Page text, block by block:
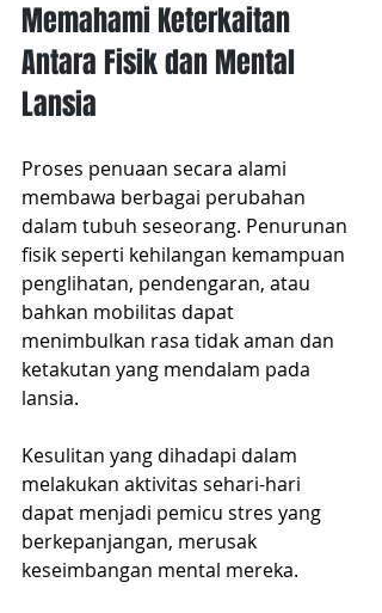
Memahami Keterkaitan
Antara Fisik dan Mental
Lansia
Proses penuaan secara alami
membawa berbagai perubahan
dalam tubuh seseorang. Penurunan
fisik seperti kehilangan kemampuan
penglihatan, pendengaran, atau
bahkan mobilitas dapat
menimbulkan rasa tidak aman dan
ketakutan yang mendalam pada
lansia.
Kesulitan yang dihadapi dalam
melakukan aktivitas sehari-hari
dapat menjadi pemicu stres yang
berkepanjangan, merusak
keseimbangan mental mereka.